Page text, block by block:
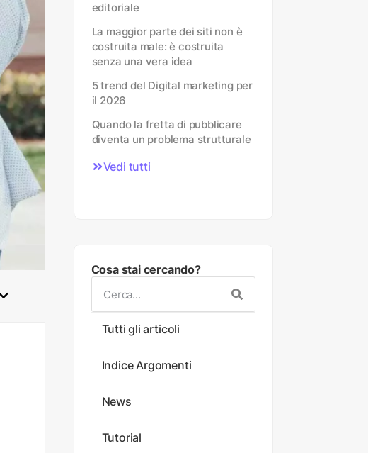
editoriale
La maggior parte dei siti non è
costruita male: è costruita
senza una vera idea
5 trend del Digital marketing per
il 2026
Quando la fretta di pubblicare
diventa un problema strutturale
Vedi tutti
Cosa stai cercando?
Tutti gli articoli
Indice Argomenti
News
Tutorial